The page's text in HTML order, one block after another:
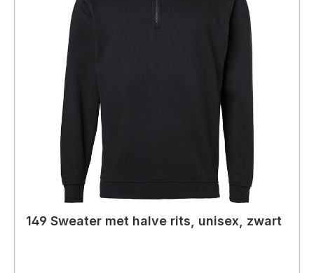
149 Sweater met halve rits, unisex, zwart